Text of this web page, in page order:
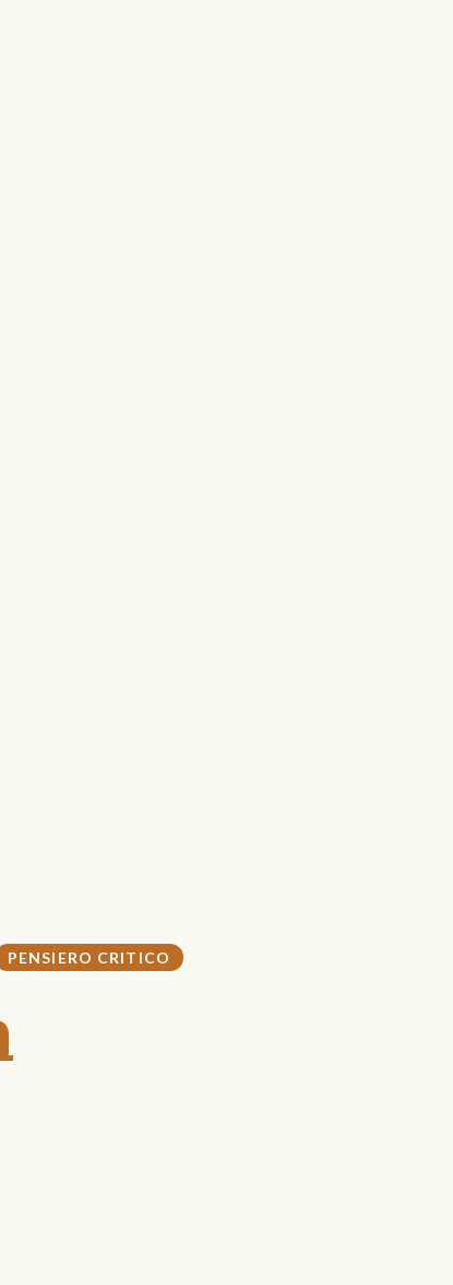
PENSIERO CRITICO